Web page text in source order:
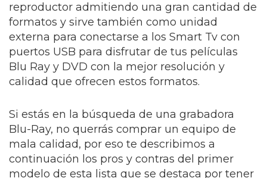
reproductor admitiendo una gran cantidad de
formatos y sirve también como unidad
externa para conectarse a los Smart Tv con
puertos USB para disfrutar de tus películas
Blu Ray y DVD con la mejor resolución y
calidad que ofrecen estos formatos.
Si estás en la búsqueda de una grabadora
Blu-Ray, no querrás comprar un equipo de
mala calidad, por eso te describimos a
continuación los pros y contras del primer
modelo de esta lista que se destaca por tener